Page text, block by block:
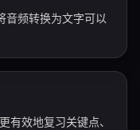
音频转换为文字可以
有效地复习关键点、